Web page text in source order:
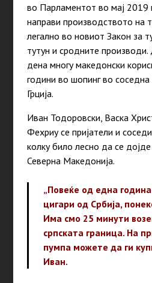
во Парламентот во мај 2019
направи производството на
легално во новиот Закон за
тутун и сродните
дена многу македонски
години во шопинг во соседна
Грција.
Иван Тодоровски, Васка
Фехриу се пријатели и
колку било лесно да се
Северна Македонија.
„Повеќе од една
цигари од Србија,
Има смо 25 минути
српската граница. На
пумпа можете да ги
Иван.